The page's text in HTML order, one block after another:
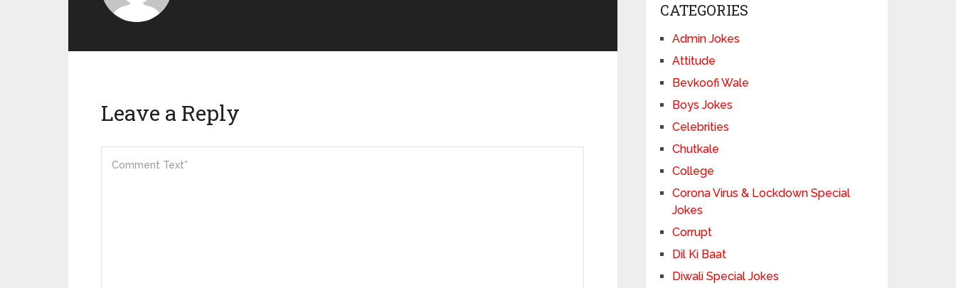
Leave a Reply
CATEGORIES
Admin Jokes
Attitude
Bevkoofi Wale
Boys Jokes
Celebrities
Chutkale
College
Corona Virus & Lockdown Special
Jokes
Corrupt
Dil Ki Baat
Diwali Special Jokes